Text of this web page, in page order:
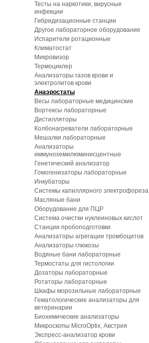
Тесты на наркотики, вирусные
инфекции
Гибридизационные станции
Другое лабораторное оборудование
Испарители ротационные
Климатостат
Микровизор
Термоциклер
Анализаторы газов крови и
электролитов крови
Анаэростаты
Весы лабораторные медицинские
Вортексы лабораторные
Дистилляторы
Колбонагреватели лабораторные
Мешалки лабораторные
Анализаторы
иммунохемилюминисцентные
Генетический анализатор
Гомогенизаторы лабораторные
Инкубаторы
Системы капиллярного электрофореза
Масляные бани
Оборудование для ПЦР
Система очистки нуклеиновых кислот
Станции пробоподготовки
Анализаторы агрегации тромбоцитов
Анализаторы глюкозы
Водяные бани лабораторные
Термостаты для гистологии
Дозаторы лабораторные
Ротаторы лабораторные
Шкафы морозильные лабораторные
Гематологические анализаторы для
ветеринарии
Биохимические анализаторы
Микроскопы MicroOptix, Австрия
Экспресс-анализатор крови